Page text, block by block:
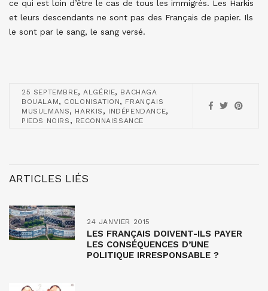
ce qui est loin d’être le cas de tous les immigrés. Les Harkis
et leurs descendants ne sont pas des Français de papier. Ils
le sont par le sang, le sang versé.
25 SEPTEMBRE, ALGÉRIE, BACHAGA
BOUALAM, COLONISATION, FRANÇAIS
MUSULMANS, HARKIS , INDÉPENDANCE,
PIEDS NOIRS , RECONNAISSANCE
ARTICLES LIÉS
24 JANVIER 2015
LES FRANÇAIS DOIVENT-ILS PAYER
LES CONSÉQUENCES D’UNE
POLITIQUE IRRESPONSABLE ?